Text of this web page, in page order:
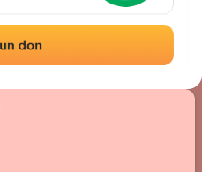
libre
|Commentaires et avis